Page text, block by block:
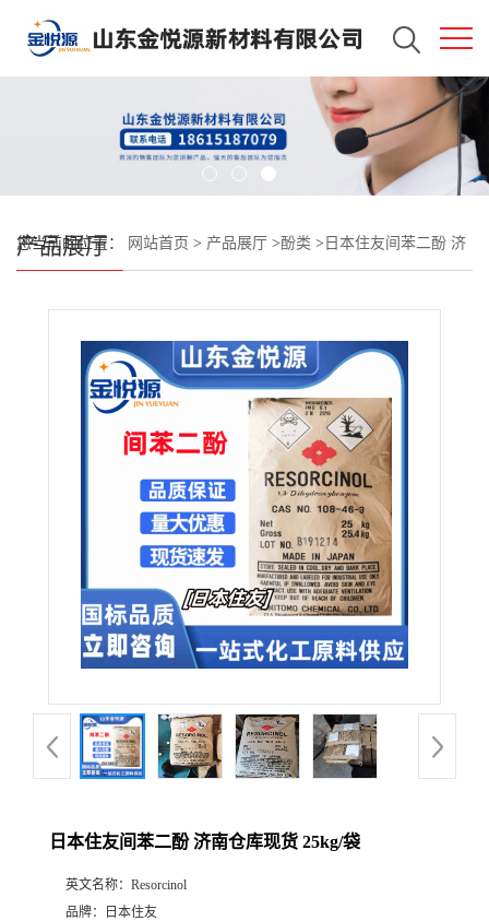
产品展厅
您当前的位置： 网站首页 > 产品展厅 >酚类 > 日本住友间苯二酚 济
日本住友间苯二酚 济南仓库现货 25kg/袋
英文名称： Resorcinol
品牌：
日本住友